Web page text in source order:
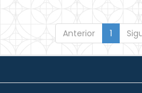
Anterior 1